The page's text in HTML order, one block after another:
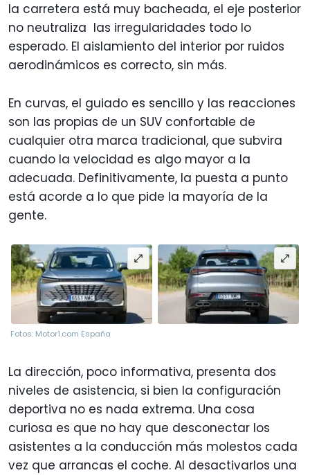
la carretera está muy bacheada, el eje posterior
no neutraliza las irregularidades todo lo
esperado. El aislamiento del interior por ruidos
aerodinámicos es correcto, sin más.
En curvas, el guiado es sencillo y las reacciones
son las propias de un SUV confortable de
cualquier otra marca tradicional, que subvira
cuando la velocidad es algo mayor a la
adecuada. Definitivamente, la puesta a punto
está acorde a lo que pide la mayoría de la
gente.
Fotos: Motor1.com España
La dirección, poco informativa, presenta dos
niveles de asistencia, si bien la configuración
deportiva no es nada extrema. Una cosa
curiosa es que no hay que desconectar los
asistentes a la conducción más molestos cada
vez que arrancas el coche. Al desactivarlos una